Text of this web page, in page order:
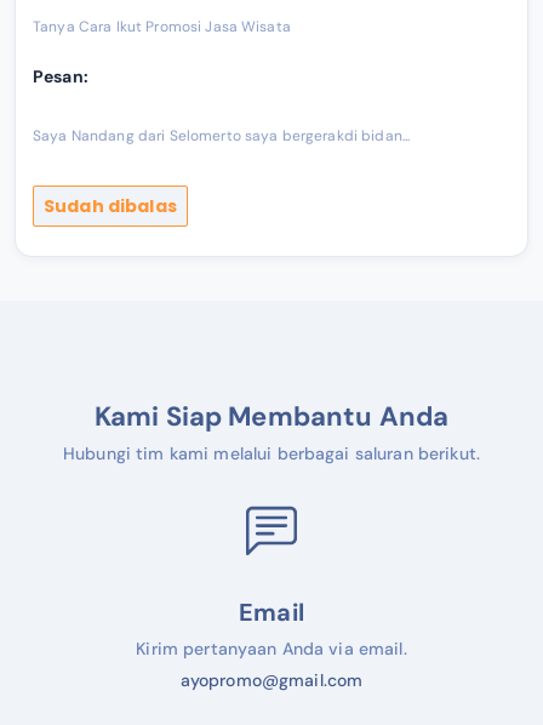
Tanya Cara Ikut Promosi Jasa Wisata
Pesan:
Saya Nandang dari Selomerto saya bergerakdi bidan...
Sudah dibalas
Kami Siap Membantu Anda
Hubungi tim kami melalui berbagai saluran berikut.
Email
Kirim pertanyaan Anda via email.
ayopromo@gmail.com